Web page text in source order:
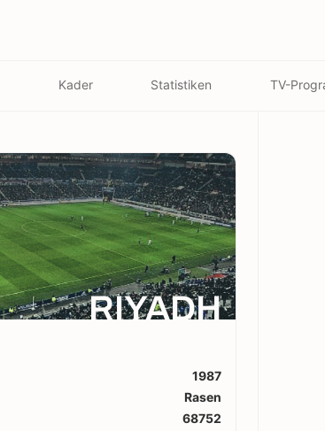
Kader Statistiken TV-
RIYADH
1987
Rasen
68752